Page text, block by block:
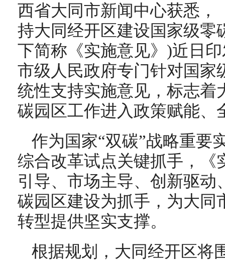
西省大同市新闻中心获悉，
持大同经开区建设国家级零
下简称《实施意见》)近日
市级人民政府专门针对国家
统性支持实施意见，标志着
碳园区工作进入政策赋能、
作为国家“双碳”战略重要
综合改革试点关键抓手，《
引导、市场主导、创新驱动
碳园区建设为抓手，为大同
转型提供坚实支撑。
根据规划，大同经开区将